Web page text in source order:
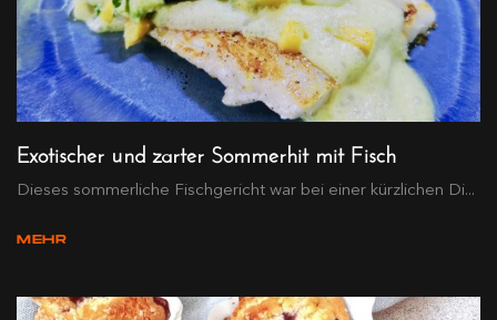
Exotischer und zarter Sommerhit mit Fisch
Dieses sommerliche Fischgericht war bei einer kürzlichen Di...
MEHR